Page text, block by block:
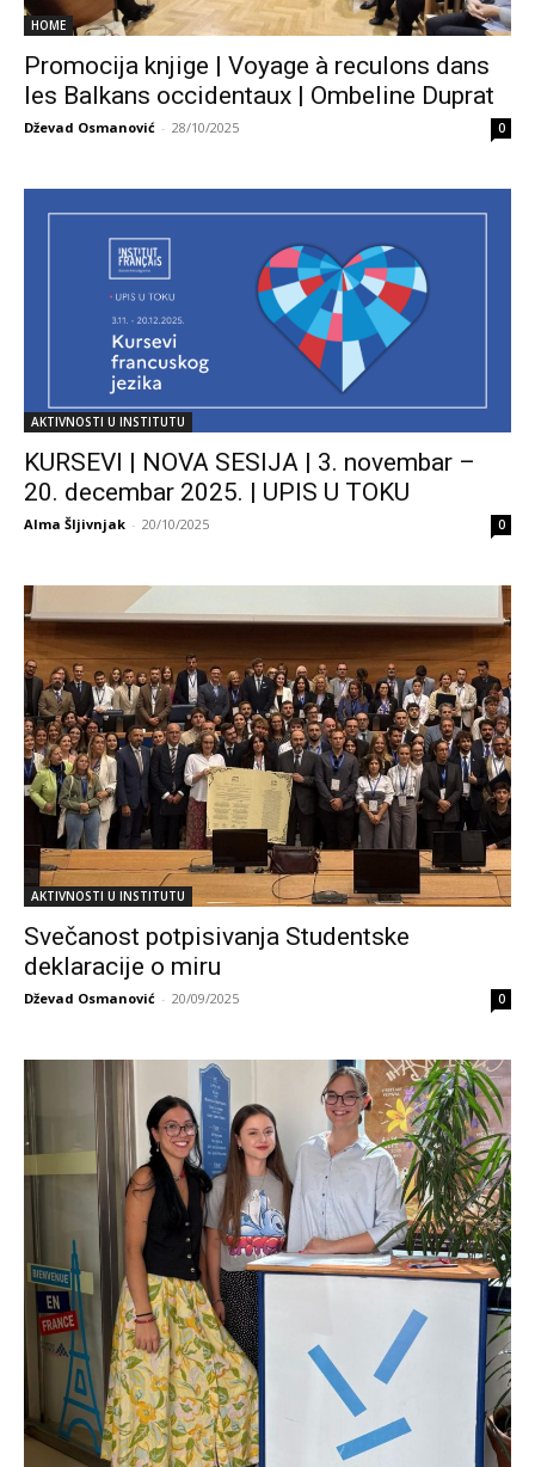
HOME
Promocija knjige | Voyage à reculons dans
les Balkans occidentaux | Ombeline Duprat
Dževad Osmanović - 28/10/2025 0
AKTIVNOSTI U INSTITUTU
KURSEVI | NOVA SESIJA | 3. novembar –
20. decembar 2025. | UPIS U TOKU
Alma Šljivnjak - 20/10/2025 0
AKTIVNOSTI U INSTITUTU
Svečanost potpisivanja Studentske
deklaracije o miru
Dževad Osmanović - 20/09/2025 0